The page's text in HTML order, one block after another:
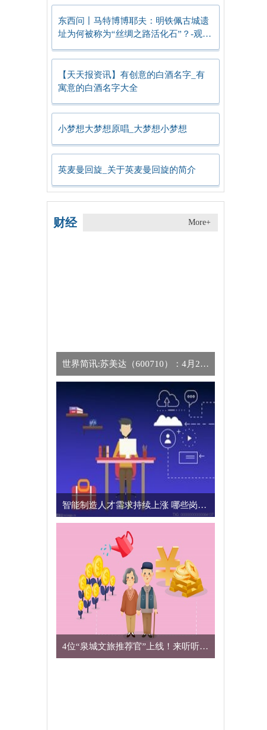
东西问丨马特博博耶夫：明铁佩古城遗
址为何被称为“丝绸之路活化石”？-观热
【天天报资讯】有创意的白酒名字_有
寓意的白酒名字大全
小梦想大梦想原唱_大梦想小梦想
英麦曼回旋_关于英麦曼回旋的简介
财经 More+
世界简讯:苏美达（600710）：4月27日北向资金减持1.2万股
智能制造人才需求持续上涨 哪些岗位最抢手？-世界热文
4位“泉城文旅推荐官”上线！来听听他们的济南情缘 天天亮点